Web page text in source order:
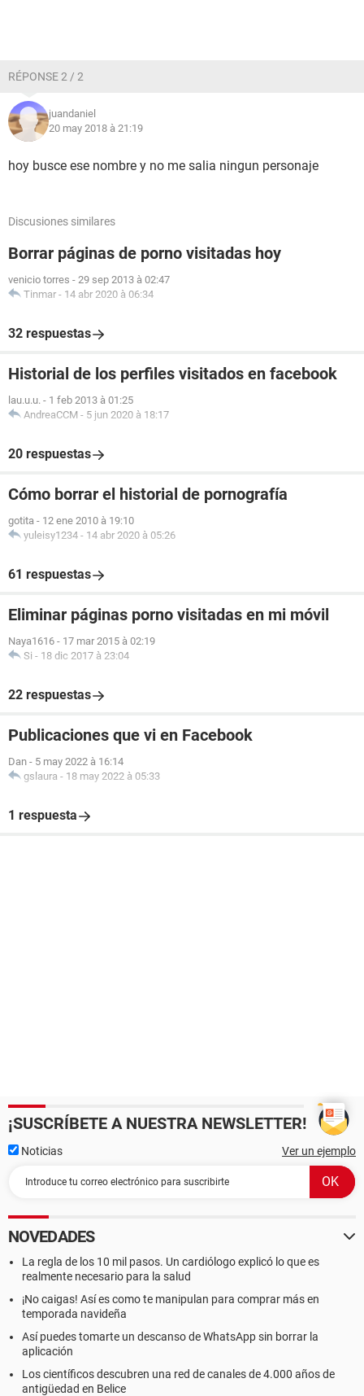
RÉPONSE 2 / 2
juandaniel
20 may 2018 à 21:19
hoy busce ese nombre y no me salia ningun personaje
Discusiones similares
Borrar páginas de porno visitadas hoy
venicio torres - 29 sep 2013 à 02:47
Tinmar - 14 abr 2020 à 06:34
32 respuestas
Historial de los perfiles visitados en facebook
lau.u.u. - 1 feb 2013 à 01:25
AndreaCCM - 5 jun 2020 à 18:17
20 respuestas
Cómo borrar el historial de pornografía
gotita - 12 ene 2010 à 19:10
yuleisy1234 - 14 abr 2020 à 05:26
61 respuestas
Eliminar páginas porno visitadas en mi móvil
Naya1616 - 17 mar 2015 à 02:19
Si - 18 dic 2017 à 23:04
22 respuestas
Publicaciones que vi en Facebook
Dan - 5 may 2022 à 16:14
gslaura - 18 may 2022 à 05:33
1 respuesta
¡SUSCRÍBETE A NUESTRA NEWSLETTER!
Noticias Ver un ejemplo
NOVEDADES
La regla de los 10 mil pasos. Un cardiólogo explicó lo que es
realmente necesario para la salud
¡No caigas! Así es como te manipulan para comprar más en
temporada navideña
Así puedes tomarte un descanso de WhatsApp sin borrar la
aplicación
Los científicos descubren una red de canales de 4.000 años de
antigüedad en Belice